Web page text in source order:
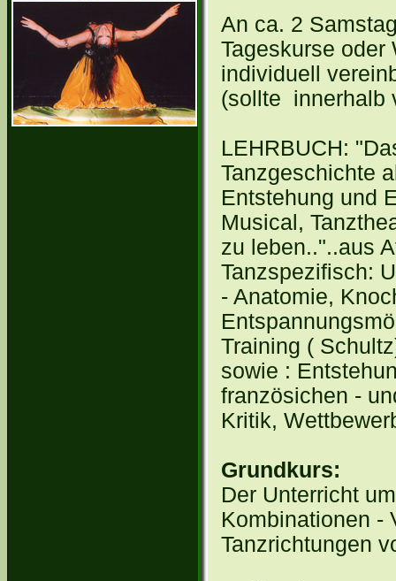
An ca. 2
Tageskurse oder
individuell
(sollte innerhalb
LEHRBUCH:
Tanzgeschichte
Entstehung und
Musical,
zu leben.."..aus
Tanzspezifisch:
- Anatomie,
Training (
sowie :
französichen -
Kritik,
Grundkurs:
Der Unterricht
Kombinationen -
Tanzrichtungen